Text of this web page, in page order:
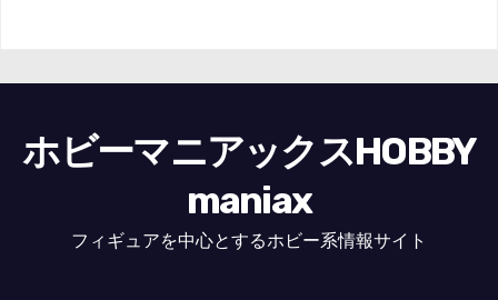
ホビーマニアックスHOBBY
maniax
フィギュアを中心とするホビー系情報サイト